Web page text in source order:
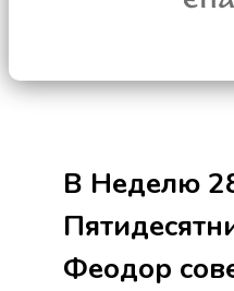
В Неделю
Феодор